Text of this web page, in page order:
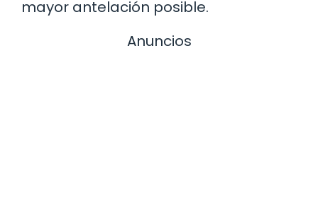
mayor antelación posible.
Anuncios